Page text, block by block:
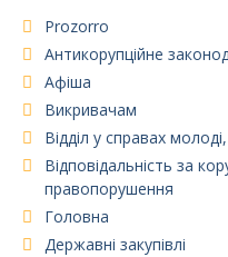
Prozorro
Антикорупційне
Афіша
Викривачам
Відділ у справах
Відповідальність за
правопорушення
Головна
Державні закупівлі